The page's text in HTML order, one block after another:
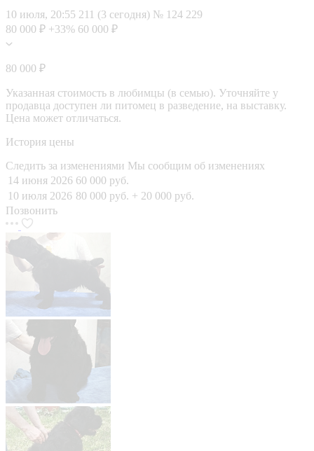
10 июля, 20:55 211 (3 сегодня) № 124 229
80 000 ₽ +33% 60 000 ₽
80 000 ₽
Указанная стоимость в любимцы (в семью). Уточняйте у
продавца доступен ли питомец в разведение, на выставку.
Цена может отличаться.
История цены
Следить за изменениями Мы сообщим об изменениях
14 июня 2026 60 000 руб.
10 июля 2026 80 000 руб. + 20 000 руб.
Позвонить